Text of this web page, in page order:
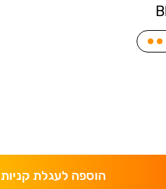
הוספה לעגלת קניות